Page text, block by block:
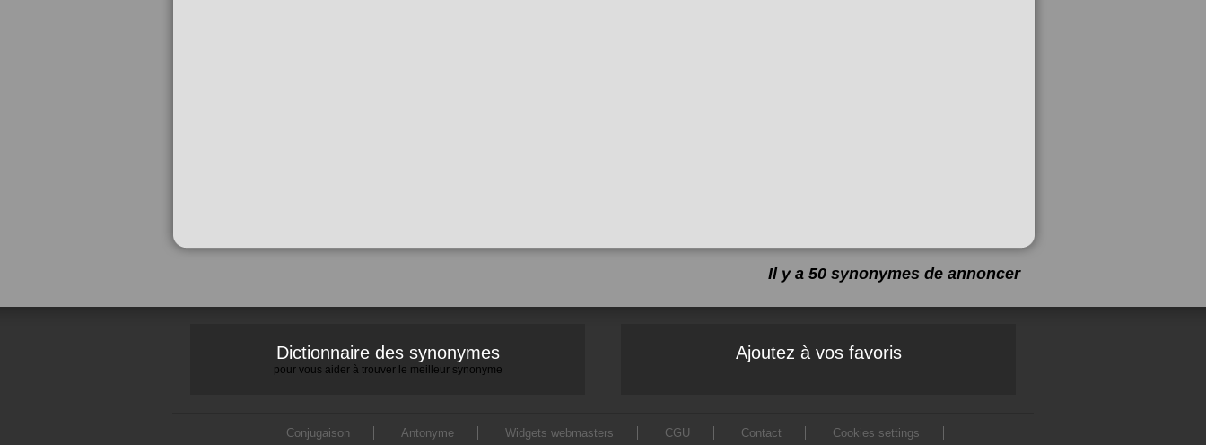
Il y a 50 synonymes de annoncer
Dictionnaire des synonymes
pour vous aider à trouver le meilleur synonyme
Ajoutez à vos favoris
Conjugaison Antonyme Widgets webmasters CGU Contact
Cookies settings